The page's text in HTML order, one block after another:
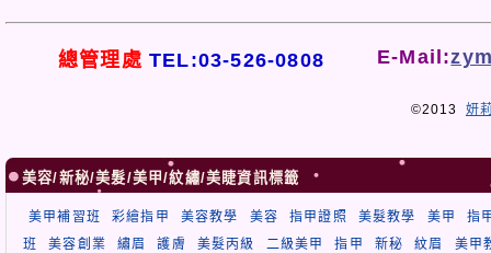
總管理處 TEL:03-526-0808 E-Mail:
©2013 妍
美容/新秘/美髮/美甲/紋繡/美睫資訊標籤
美甲補習班 彩繪指甲 美容教學 美容 指甲證照 美髮教學 美甲
指
班
美容創業 繡眉 護膚 美髮丙級 二級美甲 指甲 新秘 紋眉
美甲